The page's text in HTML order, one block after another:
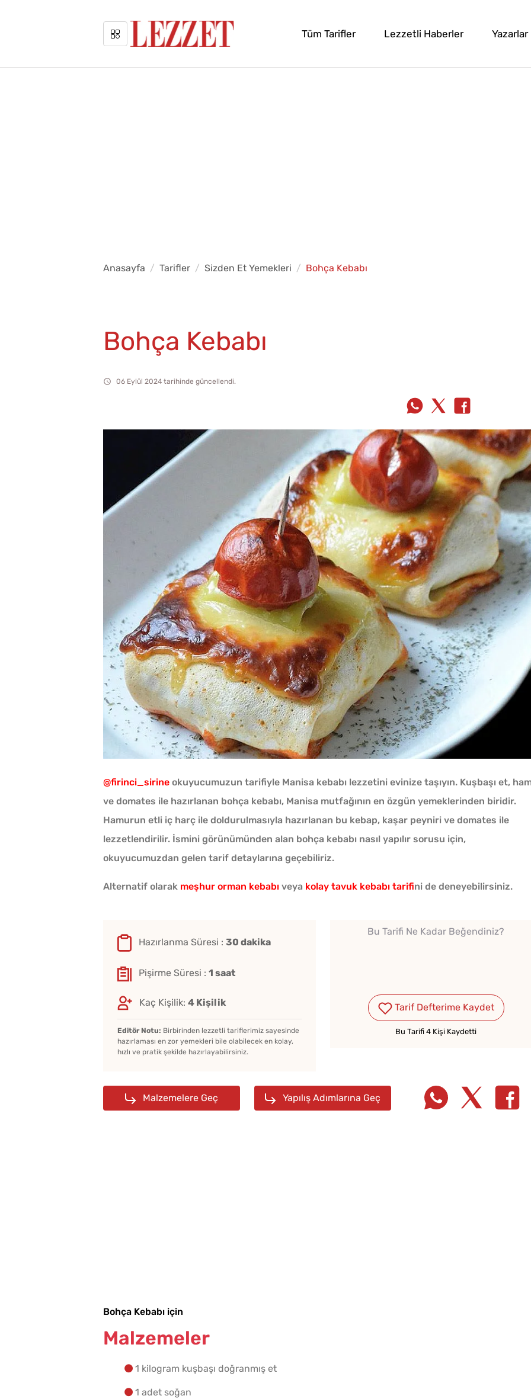
Tüm Tarifler Lezzetli Haberler Yazarlar
Anasayfa Tarifler Sizden Et Yemekleri Bohça Kebabı
Bohça Kebabı
06 Eylül 2024 tarihinde güncellendi.
@firinci_sirine okuyucumuzun tarifiyle Manisa kebabı lezzetini evinize taşıyın. Kuşbaşı et,
ve domates ile hazırlanan bohça kebabı, Manisa mutfağının en özgün yemeklerinden biridir.
Hamurun etli iç harç ile doldurulmasıyla hazırlanan bu kebap, kaşar peyniri ve domates ile
lezzetlendirilir. İsmini görünümünden alan bohça kebabı nasıl yapılır sorusu için,
okuyucumuzdan gelen tarif detaylarına geçebiliriz.
Alternatif olarak meşhur orman kebabı veya kolay tavuk kebabı tarifini de deneyebilirsiniz.
Hazırlanma Süresi : 30 dakika
Pişirme Süresi : 1 saat
Kaç Kişilik: 4 Kişilik
Editör Notu: Birbirinden lezzetli tariflerimiz sayesinde
hazırlaması en zor yemekleri bile olabilecek en kolay,
hızlı ve pratik şekilde hazırlayabilirsiniz.
Bu Tarifi Ne Kadar Beğendiniz?
Tarif Defterime Kaydet
Bu Tarifi 4 Kişi Kaydetti
Malzemelere Geç Yapılış Adımlarına Geç
Soğuk Baklava
Lezzetinde Borcam Tatlısı
Tarifi
10 Dakikaya Sendeyim
Poğaçası Tarifi
Tavada Kolay Patatesli
Gözleme Tarifi
Ev
Kaç
Bohça Kebabı için
Malzemeler
1 kilogram kuşbaşı doğranmış et
1 adet soğan